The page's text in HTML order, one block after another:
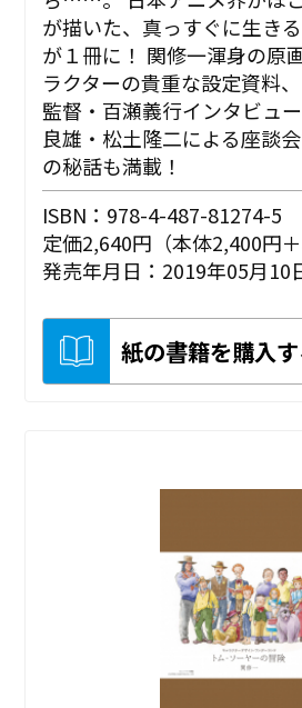
が描いた、真っすぐに生き
が１冊に！ 関修一渾身の原
ラクターの貴重な設定資料
監督・百瀬義行インタビュ
良雄・松土隆二による座談
の秘話も満載！
ISBN：978-4-487-81274-5
定価2,640円（本体2,400円＋
発売年月日：2019年05月10
紙の書籍を購入